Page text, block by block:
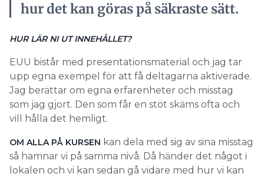
hur det kan göras på säkraste sätt.
HUR LÄR NI UT INNEHÅLLET?
EUU bistår med presentationsmaterial och jag tar
upp egna exempel för att få deltagarna aktiverade.
Jag berättar om egna erfarenheter och misstag
som jag gjort. Den som får en stöt skäms ofta och
vill hålla det hemligt.
OM ALLA PÅ KURSEN kan dela med sig av sina misstag
så hamnar vi på samma nivå. Då händer det något i
lokalen och vi kan sedan gå vidare med hur vi kan